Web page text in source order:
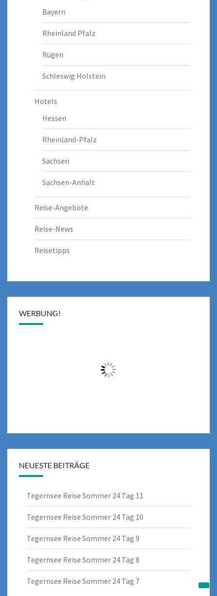
Bayern
Rheinland Pfalz
Rügen
Schleswig Holstein
Hotels
Hessen
Rheinland-Pfalz
Sachsen
Sachsen-Anhalt
Reise-Angebote
Reise-News
Reisetipps
WERBUNG!
NEUESTE BEITRÄGE
Tegernsee Reise Sommer 24 Tag 11
Tegernsee Reise Sommer 24 Tag 10
Tegernsee Reise Sommer 24 Tag 9
Tegernsee Reise Sommer 24 Tag 8
Tegernsee Reise Sommer 24 Tag 7